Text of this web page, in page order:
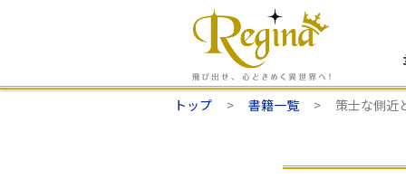
トップ 書籍一覧 策士な側近